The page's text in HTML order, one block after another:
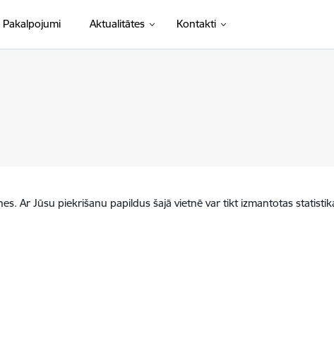
Pakalpojumi Aktualitātes Kontakti
Ar Jūsu piekrišanu papildus šajā vietnē var tikt izmantotas